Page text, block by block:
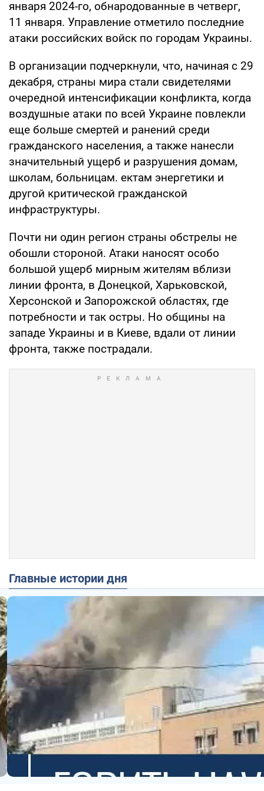
января 2024-го, обнародованные в четверг,
11 января. Управление отметило последние
атаки российских войск по городам Украины.
В организации подчеркнули, что, начиная с 29
декабря, страны мира стали свидетелями
очередной интенсификации конфликта, когда
воздушные атаки по всей Украине повлекли
еще больше смертей и ранений среди
гражданского населения, а также нанесли
значительный ущерб и разрушения домам,
школам, больницам. ектам энергетики и
другой критической гражданской
инфраструктуры.
Почти ни один регион страны обстрелы не
обошли стороной. Атаки наносят особо
большой ущерб мирным жителям вблизи
линии фронта, в Донецкой, Харьковской,
Херсонской и Запорожской областях, где
потребности и так остры. Но общины на
западе Украины и в Киеве, вдали от линии
фронта, также пострадали.
Главные истории дня